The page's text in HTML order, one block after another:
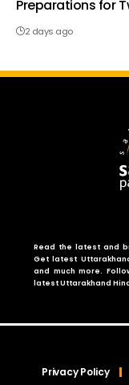
Preparations for
2 days ago
Read the latest and
Get latest
and much more.
latest Uttarakhand
Privacy Policy